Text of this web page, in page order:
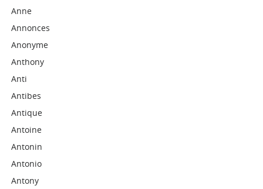
Anne
Annonces
Anonyme
Anthony
Anti
Antibes
Antique
Antoine
Antonin
Antonio
Antony